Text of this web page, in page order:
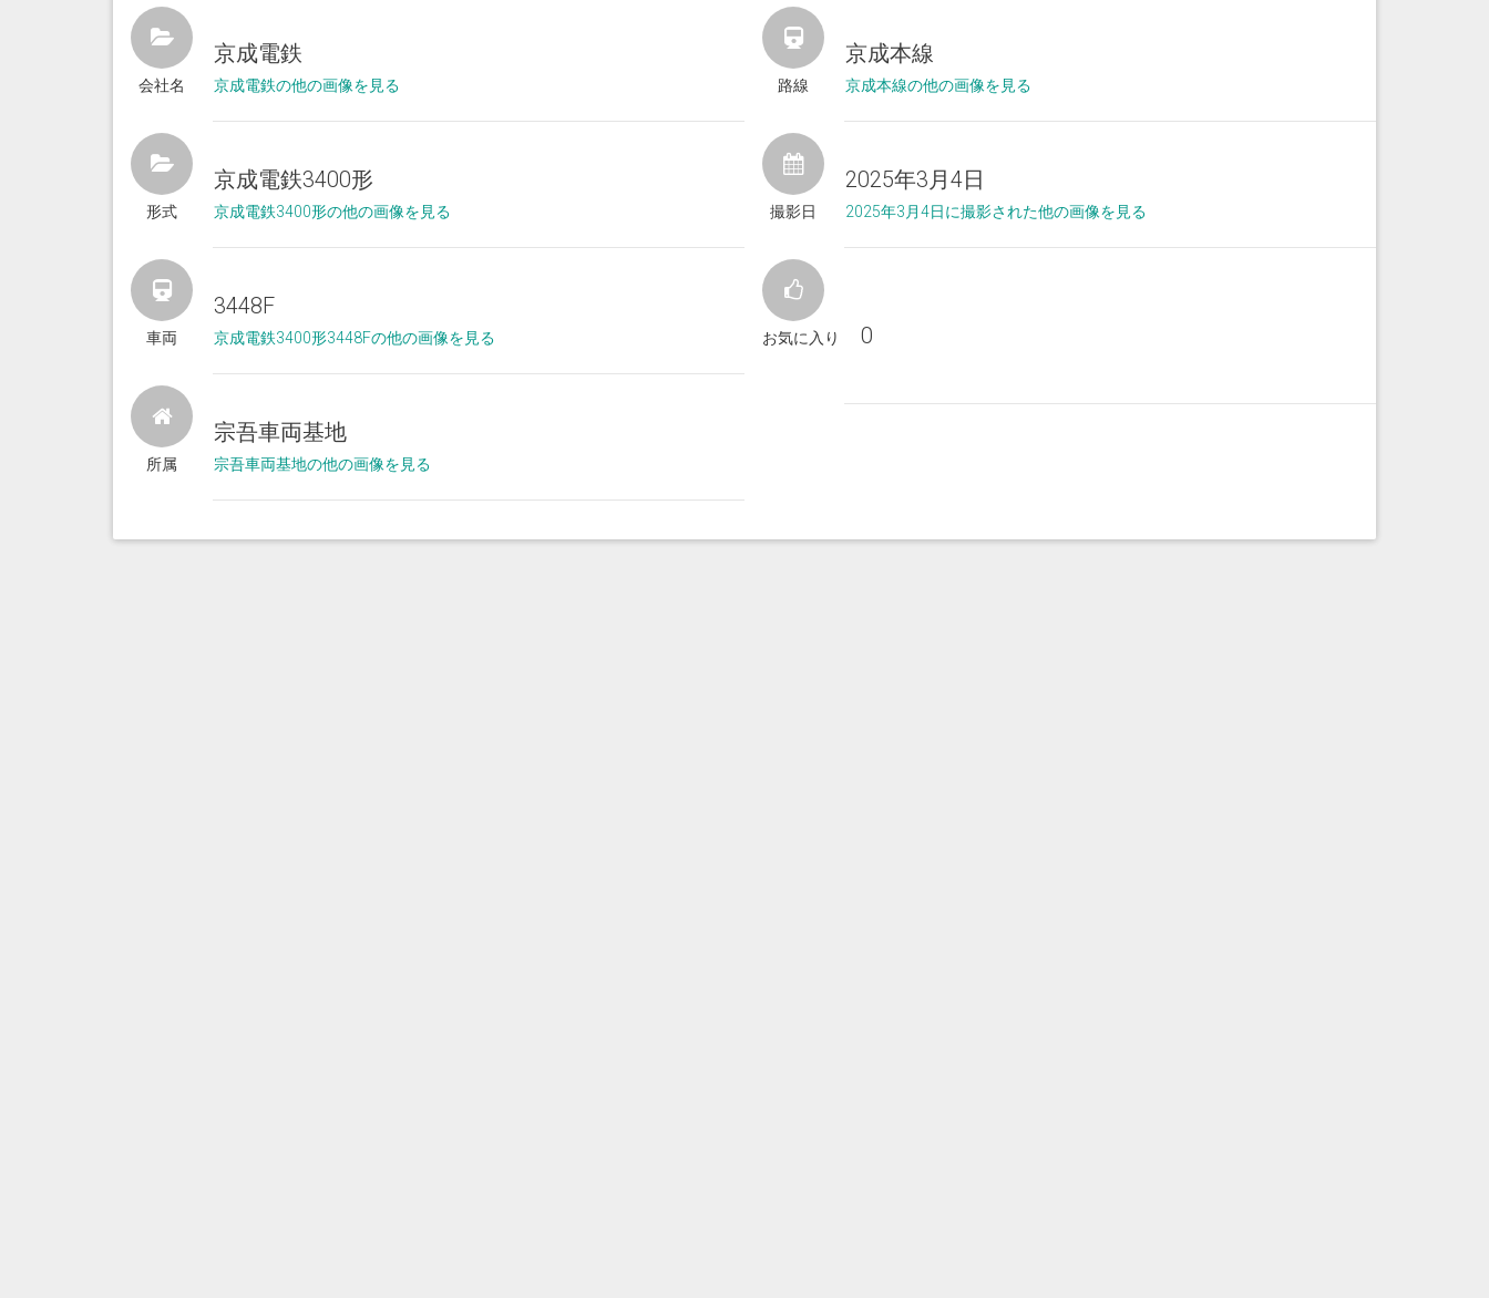
会社名
京成電鉄
京成電鉄の他の画像を見る
形式
京成電鉄3400形
京成電鉄3400形の他の画像を見る
車両
3448F
京成電鉄3400形3448Fの他の画像を見る
所属
宗吾車両基地
宗吾車両基地の他の画像を見る
路線
京成本線
京成本線の他の画像を見る
撮影日
2025年3月4日
2025年3月4日に撮影された他の画像を見る
お気に入り 0